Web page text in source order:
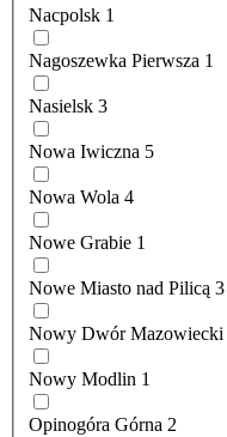
Nacpolsk 1
Nagoszewka Pierwsza 1
Nasielsk 3
Nowa Iwiczna 5
Nowa Wola 4
Nowe Grabie 1
Nowe Miasto nad Pilicą 3
Nowy Dwór Mazowiecki
Nowy Modlin 1
Opinogóra Górna 2